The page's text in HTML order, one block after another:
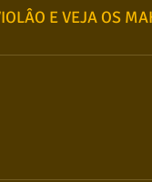
E VEJA OS